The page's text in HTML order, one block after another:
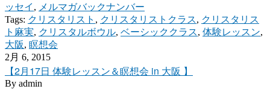
ッセイ , メルマガバックナンバー
Tags: クリスタリスト , クリスタリストクラス, クリスタリス
ト麻実, クリスタルボウル, ベーシッククラス, 体験レッスン,
大阪, 瞑想会
2月 6, 2015
【2月17日 体験レッスン＆瞑想会 in 大阪 】
By admin